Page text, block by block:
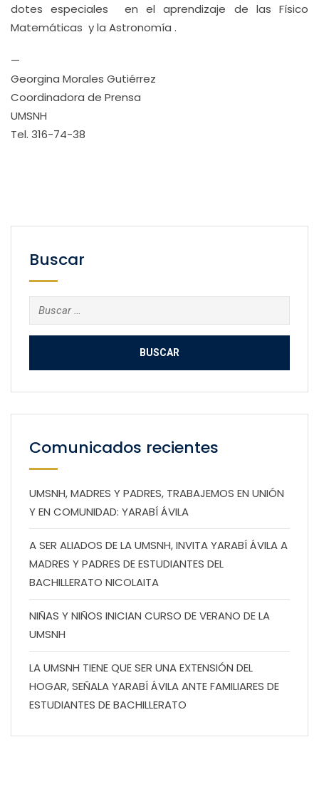
dotes especiales en el aprendizaje de las Físico
Matemáticas y la Astronomía .
—
Georgina Morales Gutiérrez
Coordinadora de Prensa
UMSNH
Tel. 316-74-38
Buscar
Buscar:
Comunicados recientes
UMSNH, MADRES Y PADRES, TRABAJEMOS EN UNIÓN
Y EN COMUNIDAD: YARABÍ ÁVILA
A SER ALIADOS DE LA UMSNH, INVITA YARABÍ ÁVILA A
MADRES Y PADRES DE ESTUDIANTES DEL
BACHILLERATO NICOLAITA
NIÑAS Y NIÑOS INICIAN CURSO DE VERANO DE LA
UMSNH
LA UMSNH TIENE QUE SER UNA EXTENSIÓN DEL
HOGAR, SEÑALA YARABÍ ÁVILA ANTE FAMILIARES DE
ESTUDIANTES DE BACHILLERATO